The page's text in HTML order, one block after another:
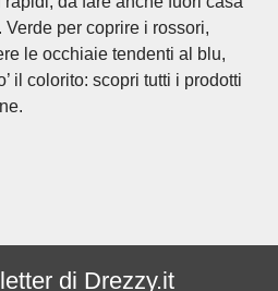
per coprire i rossori,
le occhiaie tendenti al blu,
il colorito: scopri tutti i prodotti
di Drezzy.it